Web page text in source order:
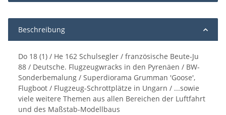
Beschreibung
Do 18 (1) / He 162 Schulsegler / französische Beute-Ju
88 / Deutsche. Flugzeugwracks in den Pyrenäen / BW-
Sonderbemalung / Superdiorama Grumman 'Goose',
Flugboot / Flugzeug-Schrottplätze in Ungarn / ...sowie
viele weitere Themen aus allen Bereichen der Luftfahrt
und des Maßstab-Modellbaus